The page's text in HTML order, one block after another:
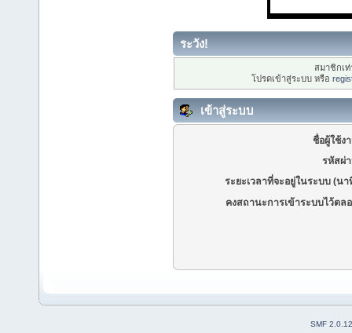
ระวัง!
สมาชิกเ
โปรดเข้าสู่ระบบ หรือ
เข้าสู่ระบบ
ชื่อผู้ใช้ง
รหัสผ่
ระยะเวลาที่จะอยู่ในระบบ (นา
คงสถานะการเข้าระบบไว้ตล
SMF 2.0.12